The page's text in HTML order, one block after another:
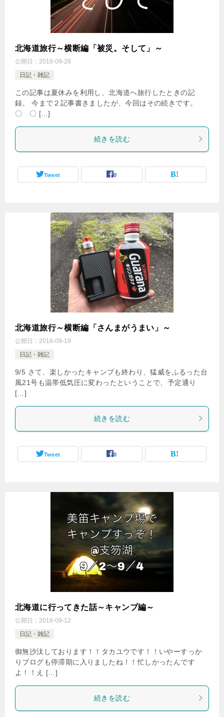
北海道旅行～横断編「被災。そして」～
公開日： 2018-09-28
日記・雑記
この記事は夏休みを利用し、北海道へ旅行したときの記
録。 今まで２記事書きましたが、今回はその続きです。
〇 〇 […]
続きを読む
Tweet 0
北海道旅行～横断編「さんまがうまい」～
公開日： 2018-09-19
日記・雑記
9/5 さて、楽しかったキャンプも終わり、猛威をふるった台
風21号も温帯低気圧に変わったということで、予定通り
[…]
続きを読む
Tweet 0
北海道に行ってきた話～キャンプ編～
公開日： 2018-09-12
日記・雑記
御無沙汰しております！！タカユウです！！いやーすっか
りブログも停滞期に入りましたね！！忙しかったんです
よ！！え […]
続きを読む